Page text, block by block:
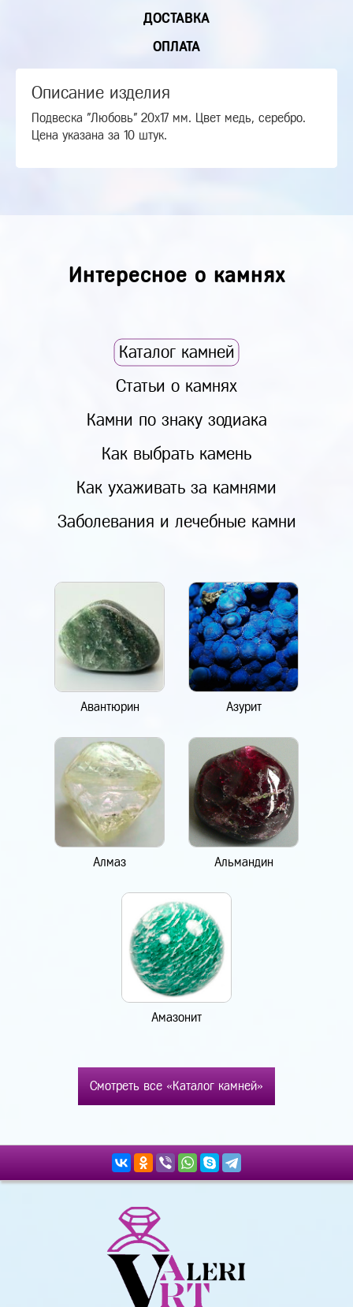
ДОСТАВКА
ОПЛАТА
Описание изделия
Подвеска "Любовь" 20х17 мм. Цвет медь, серебро.
Цена указана за 10 штук.
Интересное о камнях
Каталог камней
Статьи о камнях
Камни по знаку зодиака
Как выбрать камень
Как ухаживать за камнями
Заболевания и лечебные камни
Авантюрин Азурит
Алмаз Альмандин
Амазонит
Смотреть все «Каталог камней»